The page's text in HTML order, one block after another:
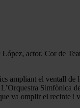
actor. Cor de
ampliant el ventall
Simfònica
va omplir el recinte i